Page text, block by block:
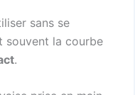
sans se
souvent la courbe
.